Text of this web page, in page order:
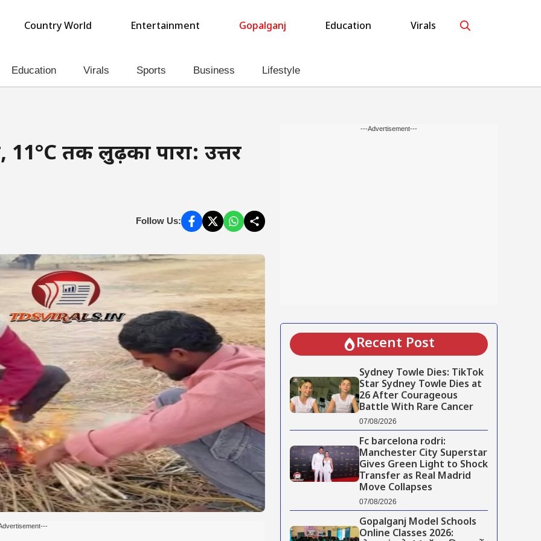
Country World Entertainment Gopalganj Education Virals
Education Virals Sports Business Lifestyle
तक लुढ़का पारा: उत्तर
Follow Us:
---Advertisement---
Recent Post
Sydney Towle Dies: TikTok
Star Sydney Towle Dies at
26 After Courageous
Battle With Rare Cancer
07/08/2026
Fc barcelona rodri:
Manchester City Superstar
Gives Green Light to Shock
Transfer as Real Madrid
Move Collapses
07/08/2026
Gopalganj Model Schools
Online Classes 2026: